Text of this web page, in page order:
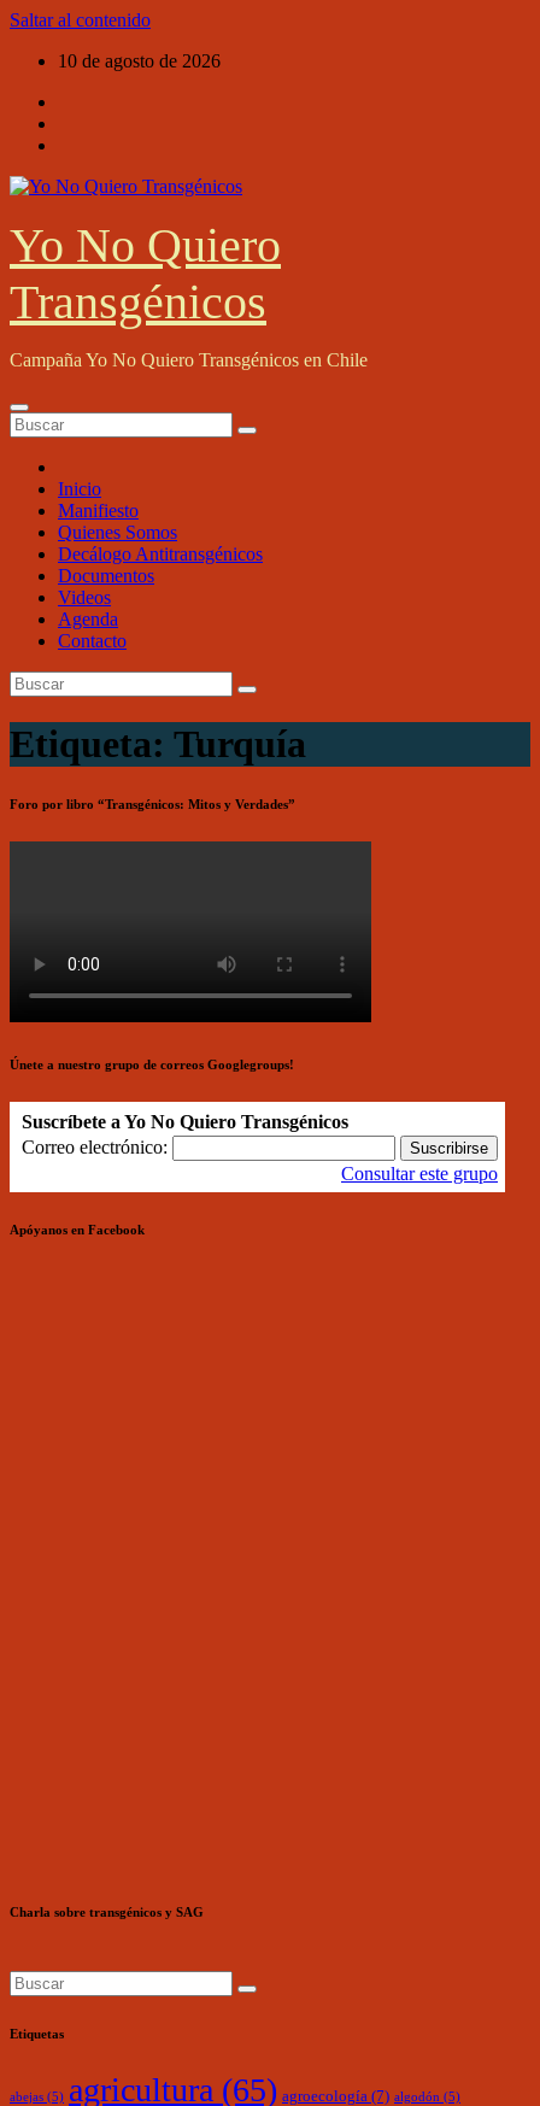
Saltar al contenido
10 de agosto de 2026
Yo No Quiero
Transgénicos
Campaña Yo No Quiero Transgénicos en Chile
Inicio
Manifiesto
Quienes Somos
Decálogo Antitransgénicos
Documentos
Videos
Agenda
Contacto
Etiqueta: Turquía
Foro por libro “Transgénicos: Mitos y Verdades”
Únete a nuestro grupo de correos Googlegroups!
Suscríbete a Yo No Quiero Transgénicos
Correo electrónico:
Consultar este grupo
Apóyanos en Facebook
Charla sobre transgénicos y SAG
Etiquetas
abejas (5) agricultura (65) agroecología (7) algodón (5)